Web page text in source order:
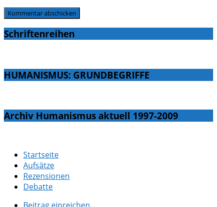
Schriftenreihen
HUMANISMUS: GRUNDBEGRIFFE
Archiv Humanismus aktuell 1997-2009
Startseite
Aufsätze
Rezensionen
Debatte